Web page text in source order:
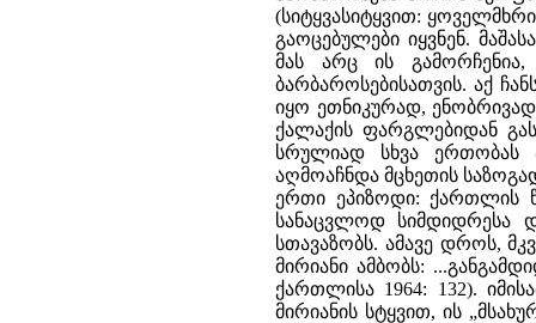
(სიტყვასიტყვით:
გაოცებულები იყვნენ.
მას არც ის
ბარბაროსებისათვის. აქ
იყო ეთნიკურად,
ქალაქის ფარგლებიდან
სრულიად სხვა ერთობას
აღმოაჩნდა მცხეთის
ერთი ეპიზოდი: ქართლის
სანაცვლოდ სიმდიდრესა
სთავაზობს. ამავე დროს,
მირიანი ამბობს:
ქართლისა 1964: 132).
მირიანის სტყვით, ის